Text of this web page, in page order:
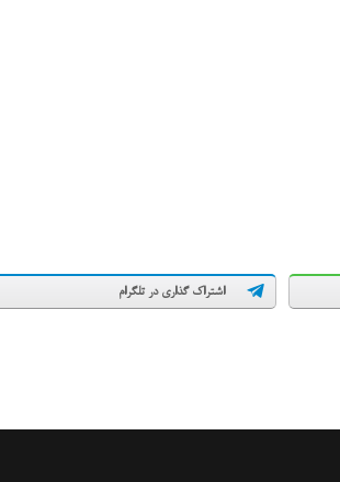
اشتراک گذاری در تلگرام